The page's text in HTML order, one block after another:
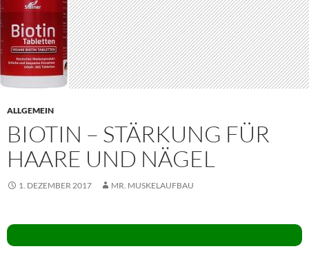
ALLGEMEIN
BIOTIN – STÄRKUNG FÜR
HAARE UND NÄGEL
1. DEZEMBER 2017 MR. MUSKELAUFBAU